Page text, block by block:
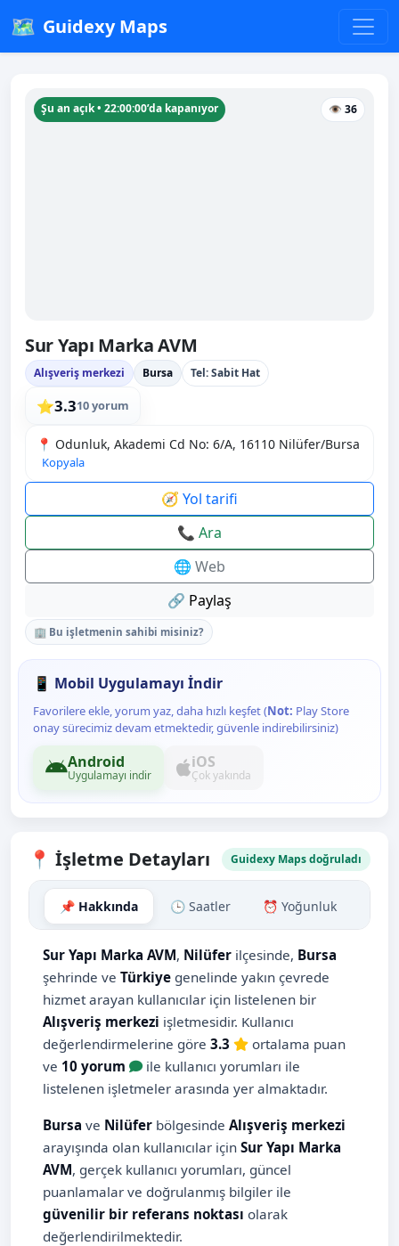
🗺️ Guidexy Maps
Şu an açık • 22:00:00’da kapanıyor 👁 36
Sur Yapı Marka AVM
Alışveriş merkezi Bursa Tel: Sabit Hat
⭐3.310 yorum
📍 Odunluk, Akademi Cd No: 6/A, 16110 Ni̇lüfer/Bursa
Kopyala
🧭 Yol tarifi
📞 Ara
🌐 Web
🔗 Paylaş
🏢 Bu işletmenin sahibi misiniz?
📱 Mobil Uygulamayı İndir
Favorilere ekle, yorum yaz, daha hızlı keşfet (Not: Play Store
onay sürecimiz devam etmektedir, güvenle indirebilirsiniz)
Android
Uygulamayı indir
iOS
Çok yakında
📍 İşletme Detayları Guidexy Maps doğruladı
📌 Hakkında 🕒 Saatler ⏰ Yoğunluk
Sur Yapı Marka AVM, Nilüfer ilçesinde, Bursa
şehrinde ve Türkiye genelinde yakın çevrede
hizmet arayan kullanıcılar için listelenen bir
Alışveriş merkezi işletmesidir. Kullanıcı
değerlendirmelerine göre 3.3
ortalama puan
ve 10 yorum
ile kullanıcı yorumları ile
listelenen işletmeler arasında yer almaktadır.
Bursa ve Nilüfer bölgesinde Alışveriş merkezi
arayışında olan kullanıcılar için Sur Yapı Marka
AVM, gerçek kullanıcı yorumları, güncel
puanlamalar ve doğrulanmış bilgiler ile
güvenilir bir referans noktası olarak
değerlendirilmektedir.